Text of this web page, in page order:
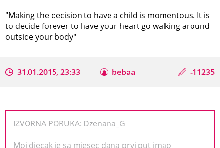
"Making the decision to have a child is momentous. It is
to decide forever to have your heart go walking around
outside your body"
31.01.2015, 23:33 bebaa -11235
IZVORNA PORUKA: Dzenana_G
Moj djecak je sa mjesec dana prvi put imao